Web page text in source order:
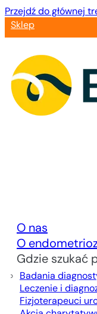
Przejdź do głównej
Sklep
O nas
O
Gdzie szukać
Badania
Leczenie i
Fizjoterapeuci